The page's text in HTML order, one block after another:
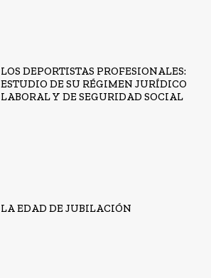
LOS DEPORTISTAS PROFESIONALES:
ESTUDIO DE SU RÉGIMEN JURÍDICO
LABORAL Y DE SEGURIDAD SOCIAL
LA EDAD DE JUBILACIÓN